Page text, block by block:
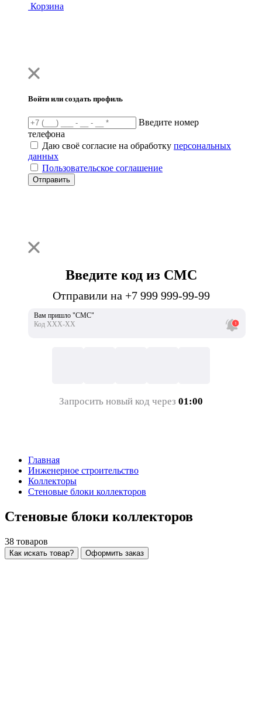
Корзина
Войти или создать профиль
Введите номер
телефона
Даю своё согласие на обработку персональных
данных
Пользовательское соглашение
Отправить
Введите код из СМС
Отправили на +7 999 999-99-99
Вам пришло "СМС"
Код ХХХ-ХХ
Запросить новый код через 01:00
Главная
Инженерное строительство
Коллекторы
Стеновые блоки коллекторов
Стеновые блоки коллекторов
38 товаров
Как искать товар? Оформить заказ